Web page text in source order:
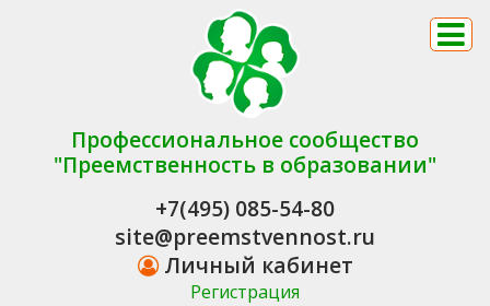
Профессиональное сообщество
"Преемственность в образовании"
+7(495) 085-54-80
site@preemstvennost.ru
Личный кабинет
Регистрация